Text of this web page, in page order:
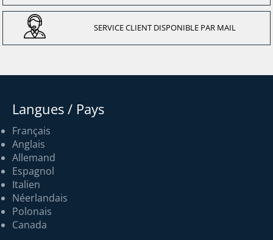
SERVICE CLIENT DISPONIBLE PAR MAIL
Langues / Pays
Français
Anglais
Allemand
Espagnol
Italien
Néerlandais
Polonais
Canada